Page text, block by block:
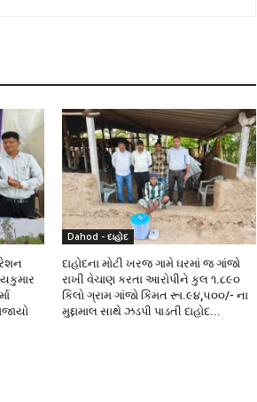
Dahod - દાહોદ
દાહોદના મોટી ખરજ ગામે ઘરમાં જ ગાંજો
રાખી વેચાણ કરતા આરોપીને કુલ ૧.૮૯૦
કિલો ગ્રામ ગાંજો કિંમત રૂા.૯૪,૫૦૦/- ના
મુદ્દામાલ સાથે ઝડપી પાડતી દાહોદ...